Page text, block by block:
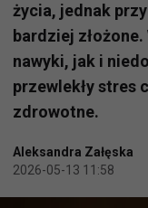
życia, jednak
bardziej
nawyki, jak i
przewlekły stres
zdrowotne.
Aleksandra Załęska
2026-05-13 11:58